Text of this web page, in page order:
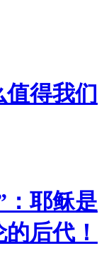
得我们
：耶稣是
后代！